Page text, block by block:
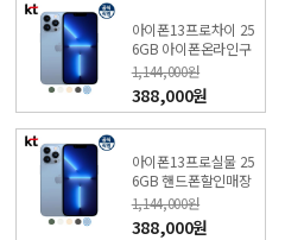
아이폰13프로차이 25
6GB 아이폰온라인구
매 (특가폰 신청) KT직
영샵
1,144,000원
388,000원
아이폰13프로실물 25
6GB 핸드폰할인매장
(특가폰 신청) KT직영
점
1,144,000원
388,000원